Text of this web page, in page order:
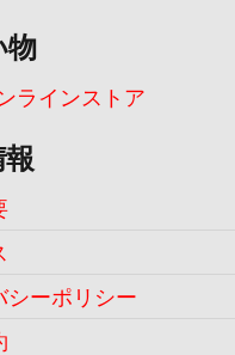
物
ラインストア
シーポリシー